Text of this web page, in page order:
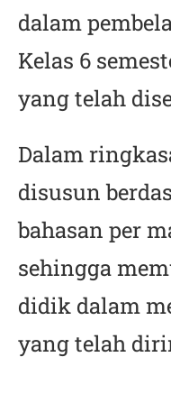
dalam
Kelas 6
yang telah
Dalam
disusun
bahasan per
sehingga
didik dalam
yang telah